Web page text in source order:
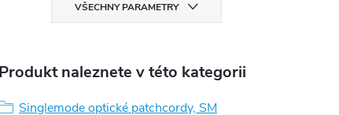
VŠECHNY PARAMETRY
Produkt naleznete v této kategorii
Singlemode optické patchcordy, SM